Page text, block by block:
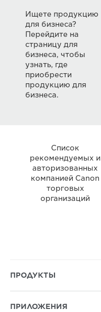
Ищете продукцию
для бизнеса?
Перейдите на
страницу для
бизнеса, чтобы
узнать, где
приобрести
продукцию для
бизнеса.
Список
рекомендуемых и
авторизованных
компанией Canon
торговых
организаций
ПРОДУКТЫ
ПРИЛОЖЕНИЯ